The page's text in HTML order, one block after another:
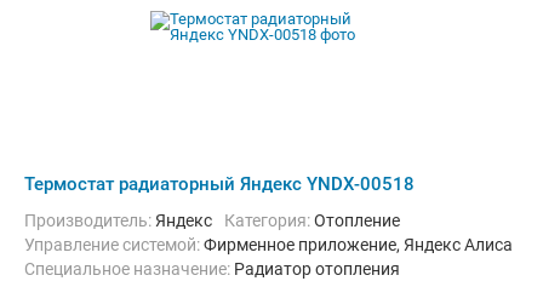
Термостат радиаторный Яндекс YNDX-00518
Производитель: Яндекс Категория:Отопление
Управление системой:Фирменное приложение, Яндекс Алиса
Специальное назначение: Радиатор отопления